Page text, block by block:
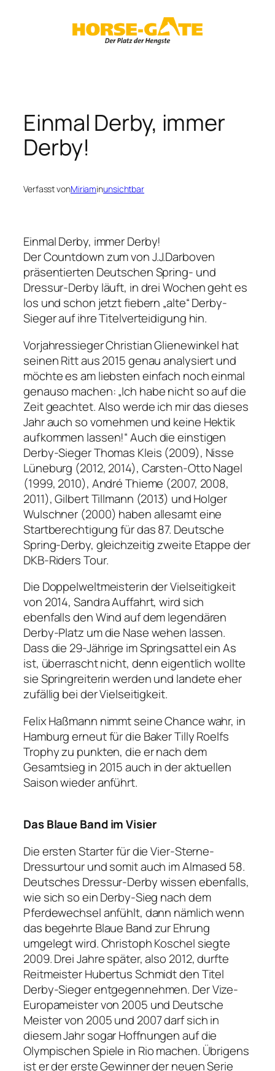
Einmal Derby, immer
Derby!
Verfasst vonMiriaminunsichtbar
Einmal Derby, immer Derby!
Der Countdown zum von J.J.Darboven
präsentierten Deutschen Spring- und
Dressur-Derby läuft, in drei Wochen geht es
los und schon jetzt fiebern „alte“ Derby-
Sieger auf ihre Titelverteidigung hin.
Vorjahressieger Christian Glienewinkel hat
seinen Ritt aus 2015 genau analysiert und
möchte es am liebsten einfach noch einmal
genauso machen: „Ich habe nicht so auf die
Zeit geachtet. Also werde ich mir das dieses
Jahr auch so vornehmen und keine Hektik
aufkommen lassen!“ Auch die einstigen
Derby-Sieger Thomas Kleis (2009), Nisse
Lüneburg (2012, 2014), Carsten-Otto Nagel
(1999, 2010), André Thieme (2007, 2008,
2011), Gilbert Tillmann (2013) und Holger
Wulschner (2000) haben allesamt eine
Startberechtigung für das 87. Deutsche
Spring-Derby, gleichzeitig zweite Etappe der
DKB-Riders Tour.
Die Doppelweltmeisterin der Vielseitigkeit
von 2014, Sandra Auffahrt, wird sich
ebenfalls den Wind auf dem legendären
Derby-Platz um die Nase wehen lassen.
Dass die 29-Jährige im Springsattel ein As
ist, überrascht nicht, denn eigentlich wollte
sie Springreiterin werden und landete eher
zufällig bei der Vielseitigkeit.
Felix Haßmann nimmt seine Chance wahr, in
Hamburg erneut für die Baker Tilly Roelfs
Trophy zu punkten, die er nach dem
Gesamtsieg in 2015 auch in der aktuellen
Saison wieder anführt.
Das Blaue Band im Visier
Die ersten Starter für die Vier-Sterne-
Dressurtour und somit auch im Almased 58.
Deutsches Dressur-Derby wissen ebenfalls,
wie sich so ein Derby-Sieg nach dem
Pferdewechsel anfühlt, dann nämlich wenn
das begehrte Blaue Band zur Ehrung
umgelegt wird. Christoph Koschel siegte
2009. Drei Jahre später, also 2012, durfte
Reitmeister Hubertus Schmidt den Titel
Derby-Sieger entgegennehmen. Der Vize-
Europameister von 2005 und Deutsche
Meister von 2005 und 2007 darf sich in
diesem Jahr sogar Hoffnungen auf die
Olympischen Spiele in Rio machen. Übrigens
ist er der erste Gewinner der neuen Serie